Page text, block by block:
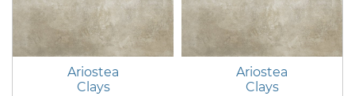
Ariostea
Clays
Ariostea
Clays